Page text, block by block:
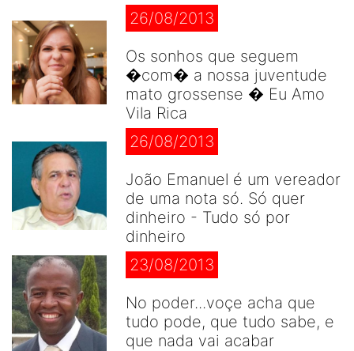
26/08/2013
Os sonhos que seguem
�com� a nossa juventude
mato grossense � Eu Amo
Vila Rica
26/08/2013
João Emanuel é um vereador
de uma nota só. Só quer
dinheiro - Tudo só por
dinheiro
23/08/2013
No poder...voçe acha que
tudo pode, que tudo sabe, e
que nada vai acabar